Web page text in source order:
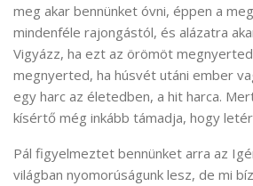
meg akar bennünket óvni, éppen a
mindenféle rajongástól, és alázatra
Vigyázz, ha ezt az örömöt
megnyerted, ha húsvét utáni ember
egy harc az életedben, a hit harca.
kísértő még inkább támadja, hogy
Pál figyelmeztet bennünket arra az
világban nyomorúságunk lesz, de mi